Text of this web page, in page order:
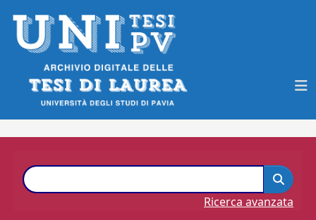
Ricerca avanzata